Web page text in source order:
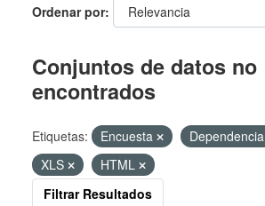
Ordenar por
Conjuntos de datos no
encontrados
Etiquetas: Encuesta Dependencia
XLS
HTML
Filtrar Resultados